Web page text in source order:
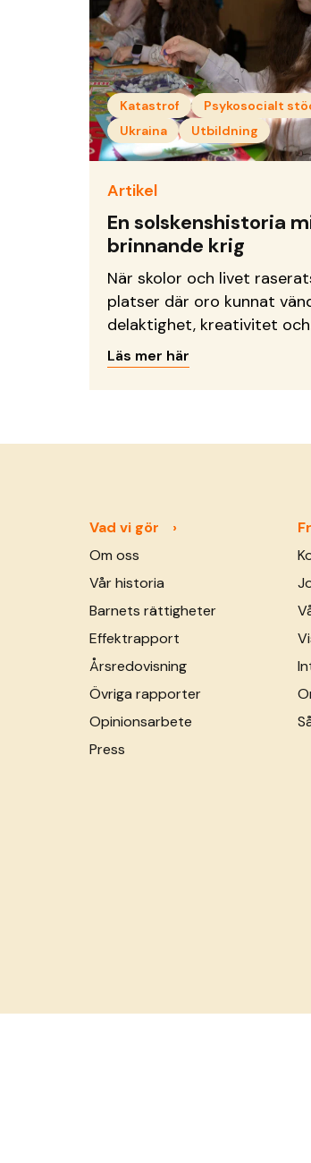
Katastrof
Psykosocialt
Ukraina
Utbildning
Artikel
En solskenshistoria
brinnande krig
När skolor och livet
platser där oro kunnat
delaktighet, kreativitet och
framtidsdrömmar.
Läs mer här
Vad vi gör
Om oss
Vår historia
Barnets rättigheter
Effektrapport
Årsredovisning
Övriga rapporter
Opinionsarbete
Press